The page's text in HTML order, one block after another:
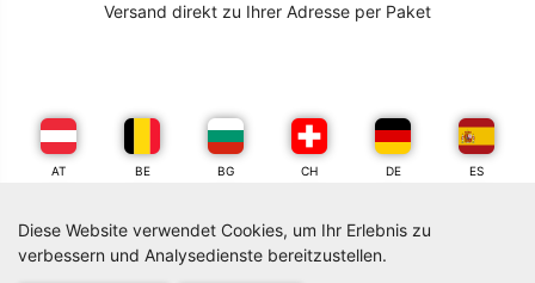
Diese Website verwendet Cookies, um Ihr Erlebnis zu
verbessern und Analysedienste bereitzustellen.
Versand direkt zu Ihrer Adresse per Paket
AT BE BG CH DE ES